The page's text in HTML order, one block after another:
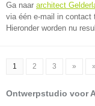
Ga naar architect
via één e-mail in contact
Hieronder worden nu
1 2 3 »
Ontwerpstudio voor